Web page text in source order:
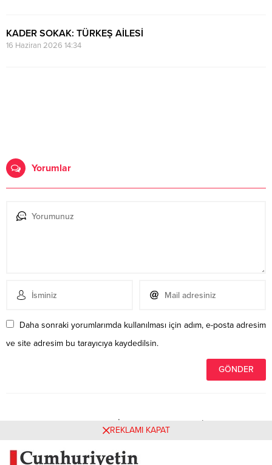
KADER SOKAK: TÜRKEŞ AİLESİ
16 Haziran 2026 14:34
Yorumlar
Daha sonraki yorumlarımda kullanılması için adım, e-posta adresim
ve site adresim bu tarayıcıya kaydedilsin.
Henüz yorum yapılmamış. İlk yorumu yukarıdaki form
aracılığıyla siz yapabilirsiniz.REKLAMI KAPAT